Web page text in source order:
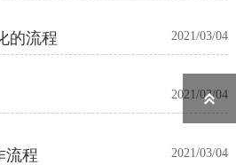
的流程 2021/03/04
2021/03/04
流程 2021/03/04
